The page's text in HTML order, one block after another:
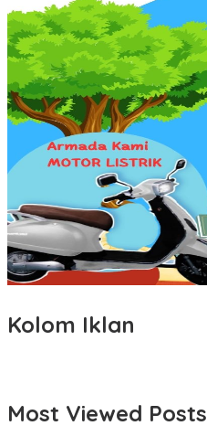
Kolom Iklan
Most Viewed Posts